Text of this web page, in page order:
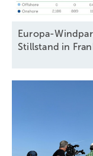
Europa-
Stillstand in